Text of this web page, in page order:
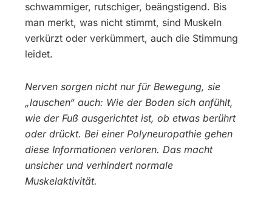
schwammiger, rutschiger, beängstigend. Bis
man merkt, was nicht stimmt, sind Muskeln
verkürzt oder verkümmert, auch die Stimmung
leidet.
Nerven sorgen nicht nur für Bewegung, sie
„lauschen“ auch: Wie der Boden sich anfühlt,
wie der Fuß ausgerichtet ist, ob etwas berührt
oder drückt. Bei einer Polyneuropathie gehen
diese Informationen verloren. Das macht
unsicher und verhindert normale
Muskelaktivität.